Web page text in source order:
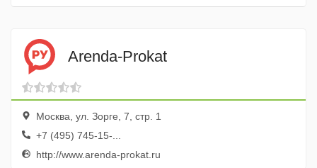
Arenda-Prokat
Москва, ул. Зорге, 7, стр. 1
+7 (495) 745-15-...
http://www.arenda-prokat.ru